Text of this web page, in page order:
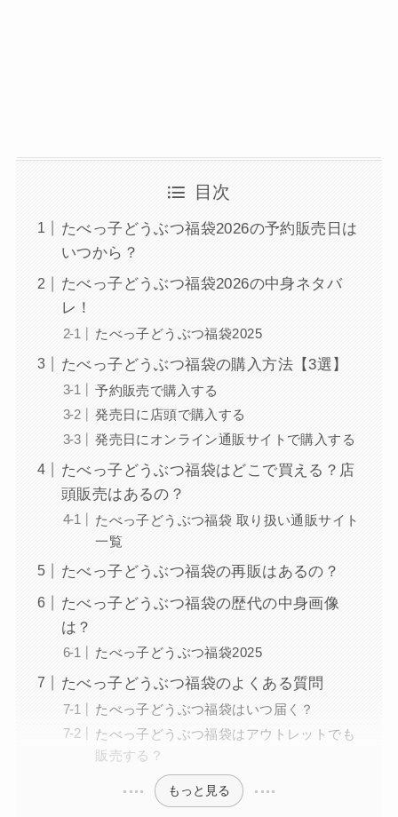
目次
たべっ子どうぶつ福袋2026の予約販売日は
いつから？
たべっ子どうぶつ福袋2026の中身ネタバ
レ！
たべっ子どうぶつ福袋2025
たべっ子どうぶつ福袋の購入方法【3選】
予約販売で購入する
発売日に店頭で購入する
発売日にオンライン通販サイトで購入する
たべっ子どうぶつ福袋はどこで買える？店
頭販売はあるの？
たべっ子どうぶつ福袋 取り扱い通販サイト
一覧
たべっ子どうぶつ福袋の再販はあるの？
たべっ子どうぶつ福袋の歴代の中身画像
は？
たべっ子どうぶつ福袋2025
たべっ子どうぶつ福袋のよくある質問
たべっ子どうぶつ福袋はいつ届く？
たべっ子どうぶつ福袋はアウトレットでも
販売する？
もっと見る